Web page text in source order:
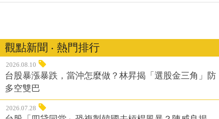
觀點新聞 ‧ 熱門排行
2026.08.10
台股暴漲暴跌，當沖怎麼做？林昇揭「選股金三角」防
多空雙巴
2026.07.28